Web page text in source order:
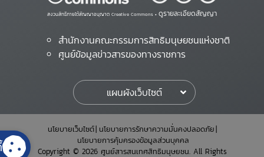
สงวนสิทธิ์ภายใต้สัญญาอนุญาต Creative Commons • ดูรายละเอียดสัญญา
สำนักงานคณะกรรมการสิทธิมนุษยชนแห่งชาติ
ศูนย์ข้อมูลข่าวสารของทางราชการ
แผนผังเว็บไซต์
นโยบายเว็บไซต์ นโยบายการรักษาความมั่นคงปลอดภัย
นโยบายการคุ้มครองข้อมูลส่วนบุคคล
Copyright © 2026 ศูนย์สารสนเทศสิทธิมนุษยชน. All Rights